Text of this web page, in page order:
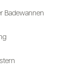
Badewannen